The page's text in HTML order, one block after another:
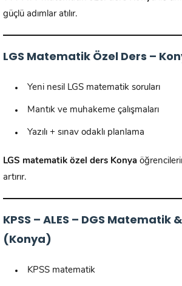
güçlü adımlar atılır.
LGS Matematik Özel Ders –
Yeni nesil LGS matematik soruları
Mantık ve muhakeme çalışmaları
Yazılı + sınav odaklı planlama
LGS matematik özel ders Konya
artırır.
KPSS – ALES – DGS Matematik
(Konya)
KPSS matematik